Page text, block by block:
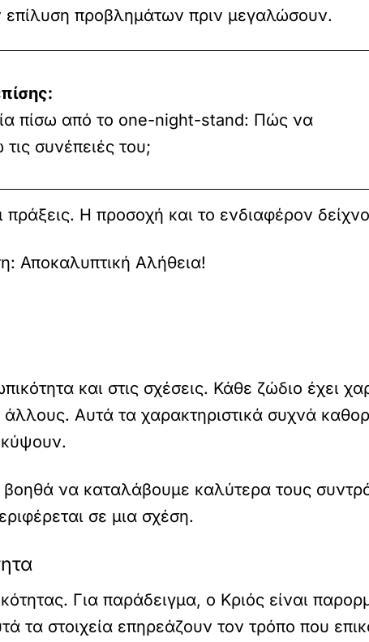
επίλυση προβλημάτων πριν μεγαλώσουν.
πίσω από το one-night-stand: Πώς να
τις συνέπειές του;
πράξεις. Η προσοχή και το ενδιαφέρον
και στις σχέσεις. Κάθε ζώδιο έχει
Αυτά τα χαρακτηριστικά συχνά
να καταλάβουμε καλύτερα τους
σε μια σχέση.
Για παράδειγμα, ο Κριός είναι
τα στοιχεία επηρεάζουν τον τρόπο που